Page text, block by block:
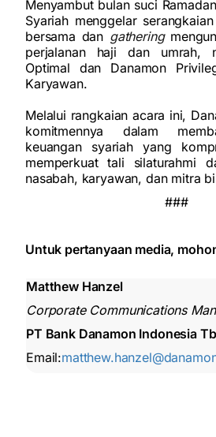
Menyambut bulan suci
Syariah menggelar
bersama dan gathering
perjalanan haji dan umrah,
Optimal dan Danamon
Karyawan.
Melalui rangkaian acara ini,
komitmennya dalam
keuangan syariah yang
memperkuat tali silaturahmi
nasabah, karyawan, dan mitra
###
Untuk pertanyaan media,
Matthew Hanzel
Corporate Communications
PT Bank Danamon Indonesia
Email: